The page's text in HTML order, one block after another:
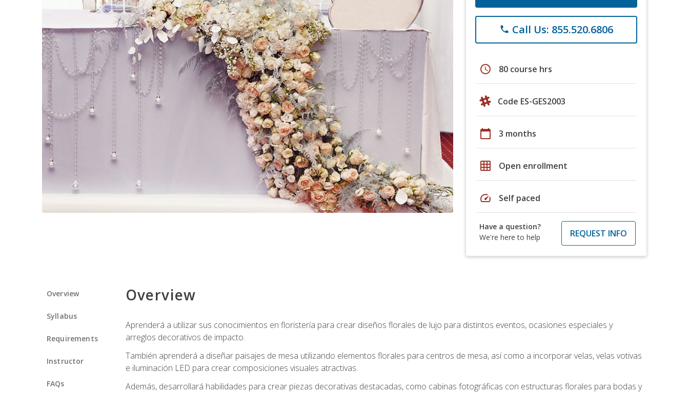
phone Call Us: 855.520.6806
schedule 80 course hrs
Code ES-GES2003
calendar_today 3 months
grid_on Open enrollment
speed Self paced
Have a question?
We're here to help
REQUEST INFO
Overview
Syllabus
Requirements
Instructor
FAQs
Overview
Aprenderá a utilizar sus conocimientos en floristería para crear diseños florales de lujo para distintos eventos, ocasiones especiales y
arreglos decorativos de impacto.
También aprenderá a diseñar paisajes de mesa utilizando elementos florales para centros de mesa, así como a incorporar velas, velas votivas
e iluminación LED para crear composiciones visuales atractivas.
Además, desarrollará habilidades para crear piezas decorativas destacadas, como cabinas fotográficas con estructuras florales para bodas y